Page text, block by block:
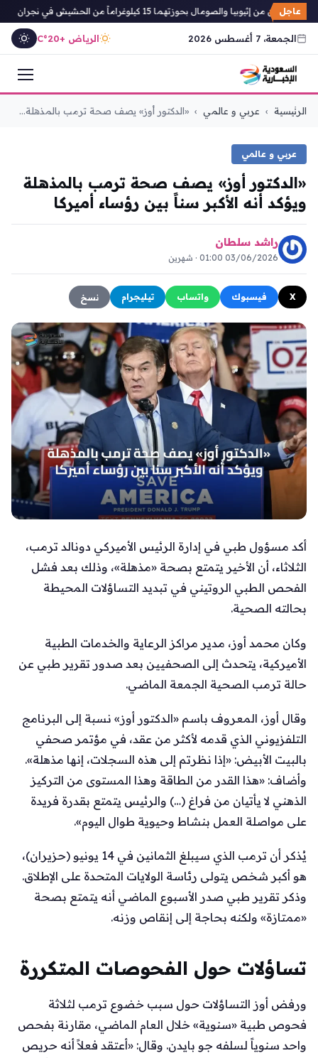
عاجل
من إثيوبيا والصومال بحوزتهما 15 كيلوغراماً من الحشيش في نجران
الجمعة، 7 أغسطس 2026 الرياض +20°C
التجاوز
الرئيسية › عربي و عالمي › «الدكتور أوز» يصف صحة ترمب بالمذهلة...
عربي و عالمي
«الدكتور أوز» يصف صحة ترمب بالمذهلة
ويؤكد أنه الأكبر سناً بين رؤساء أميركا
راشد سلطان
03/06/2026 01:00 · شهرين
X فيسبوك واتساب تيليجرام نسخ
أكد مسؤول طبي في إدارة الرئيس الأميركي دونالد ترمب،
الثلاثاء، أن الأخير يتمتع بصحة «مذهلة»، وذلك بعد فشل
الفحص الطبي الروتيني في تبديد التساؤلات المحيطة
بحالته الصحية.
وكان محمد أوز، مدير مراكز الرعاية والخدمات الطبية
الأميركية، يتحدث إلى الصحفيين بعد صدور تقرير طبي عن
حالة ترمب الصحية الجمعة الماضي.
وقال أوز، المعروف باسم «الدكتور أوز» نسبة إلى البرنامج
التلفزيوني الذي قدمه لأكثر من عقد، في مؤتمر صحفي
بالبيت الأبيض: «إذا نظرتم إلى هذه السجلات، إنها مذهلة».
وأضاف: «هذا القدر من الطاقة وهذا المستوى من التركيز
الذهني لا يأتيان من فراغ (…) والرئيس يتمتع بقدرة فريدة
على مواصلة العمل بنشاط وحيوية طوال اليوم».
يُذكر أن ترمب الذي سيبلغ الثمانين في 14 يونيو (حزيران)،
هو أكبر شخص يتولى رئاسة الولايات المتحدة على الإطلاق.
وذكر تقرير طبي صدر الأسبوع الماضي أنه يتمتع بصحة
«ممتازة» ولكنه بحاجة إلى إنقاص وزنه.
تساؤلات حول الفحوصات المتكررة
ورفض أوز التساؤلات حول سبب خضوع ترمب لثلاثة
فحوص طبية «سنوية» خلال العام الماضي، مقارنة بفحص
واحد سنوياً لسلفه جو بايدن. وقال: «أعتقد فعلاً أنه حريص